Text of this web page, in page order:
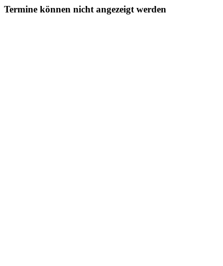
Termine können nicht angezeigt werden